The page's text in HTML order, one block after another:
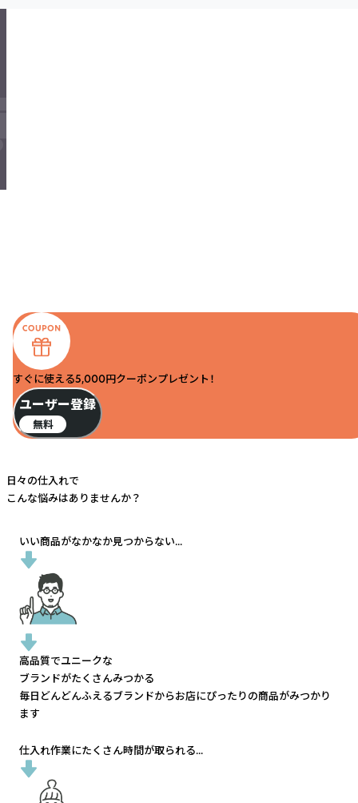
すぐに使える5,000円クーポンプレゼント！
ユーザー登録
無料
日々の仕入れで
こんな悩みはありませんか？
いい商品がなかなか見つからない...
高品質でユニークな
ブランドがたくさんみつかる
毎日どんどんふえるブランドからお店にぴったりの商品がみつかり
ます
仕入れ作業にたくさん時間が取られる...